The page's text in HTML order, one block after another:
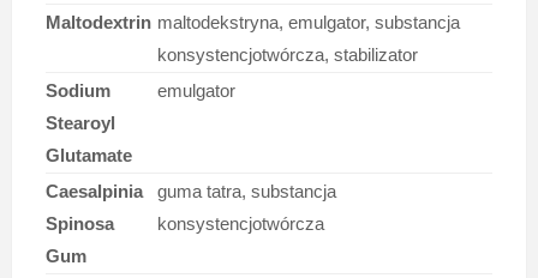
Maltodextrin maltodekstryna, emulgator, substancja
konsystencjotwórcza, stabilizator
Sodium
Stearoyl
Glutamate
emulgator
Caesalpinia
Spinosa
Gum
guma tatra, substancja
konsystencjotwórcza